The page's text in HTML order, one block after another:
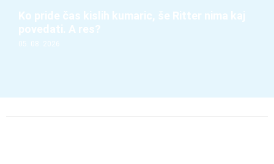
Ko pride čas kislih kumaric, še Ritter nima kaj
povedati. A res?
05. 08. 2026